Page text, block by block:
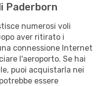
Paderborn
numerosi voli
aver ritirato i
connessione Internet
l'aeroporto. Se hai
puoi acquistarla nei
essere